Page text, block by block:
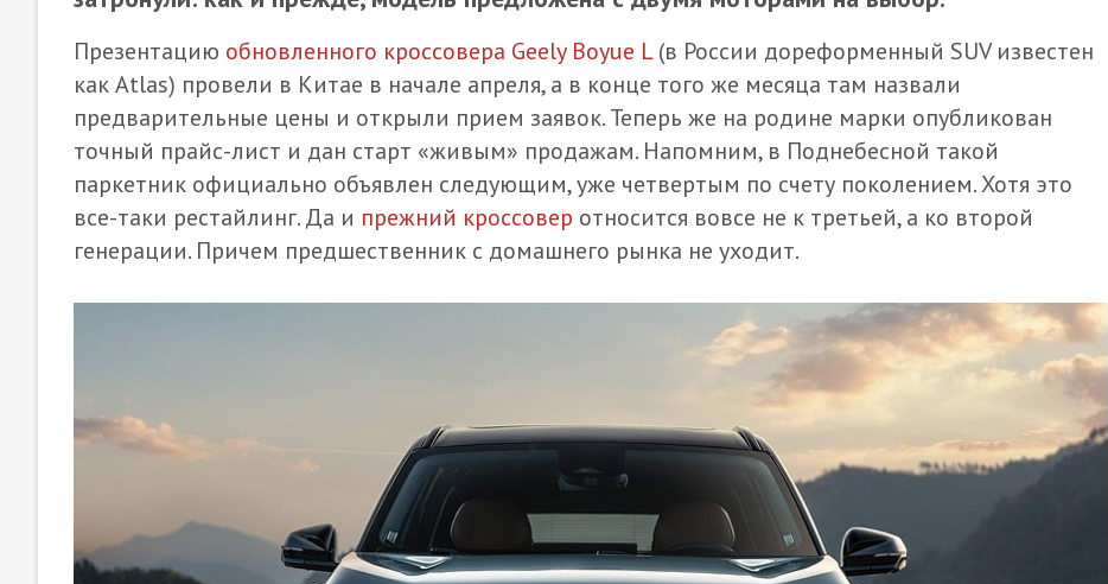
Презентацию обновленного кроссовера Geely Boyue L(в России дореформенный SUV известен
как Atlas) провели в Китае в начале апреля, а в конце того же месяца там назвали
предварительные цены и открыли прием заявок. Теперь же на родине марки опубликован
точный прайс-лист и дан старт «живым» продажам. Напомним, в Поднебесной такой
паркетник официально объявлен следующим, уже четвертым по счету поколением. Хотя это
все-таки рестайлинг. Да и прежний кроссовер относится вовсе не к третьей, а ко второй
генерации. Причем предшественник с домашнего рынка не уходит.